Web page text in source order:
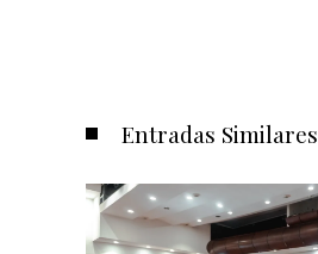
Entradas Similares